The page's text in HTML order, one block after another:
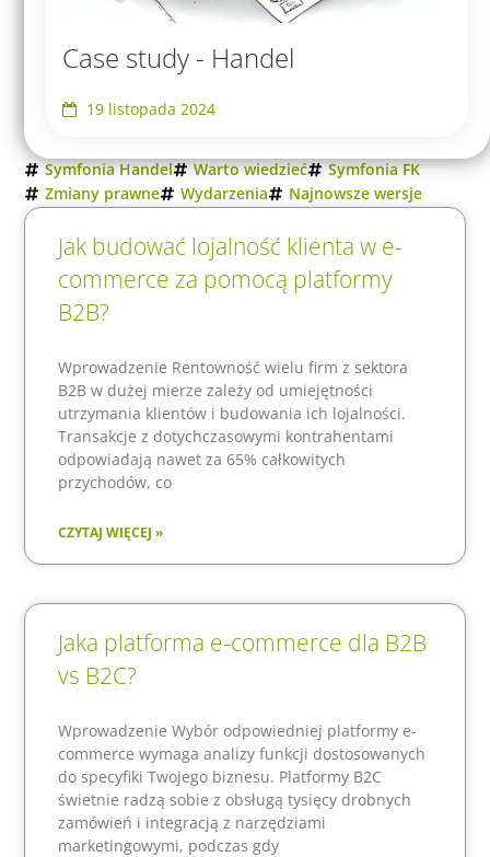
Case study - Handel
19 listopada 2024
Symfonia Handel Warto wiedzieć
Symfonia FK
Zmiany prawne
Wydarzenia Najnowsze wersje
Jak budować lojalność klienta w e-
commerce za pomocą platformy
B2B?
Wprowadzenie Rentowność wielu firm z sektora
B2B w dużej mierze zależy od umiejętności
utrzymania klientów i budowania ich lojalności.
Transakcje z dotychczasowymi kontrahentami
odpowiadają nawet za 65% całkowitych
przychodów, co
CZYTAJ WIĘCEJ »
Jaka platforma e-commerce dla B2B
vs B2C?
Wprowadzenie Wybór odpowiedniej platformy e-
commerce wymaga analizy funkcji dostosowanych
do specyfiki Twojego biznesu. Platformy B2C
świetnie radzą sobie z obsługą tysięcy drobnych
zamówień i integracją z narzędziami
marketingowymi, podczas gdy